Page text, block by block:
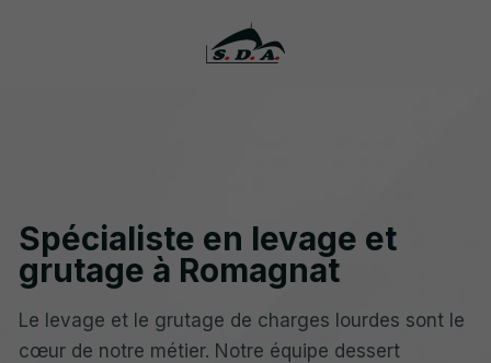
Spécialiste en levage et
grutage à Romagnat
Le levage et le grutage de charges lourdes sont le
cœur de notre métier. Notre équipe dessert